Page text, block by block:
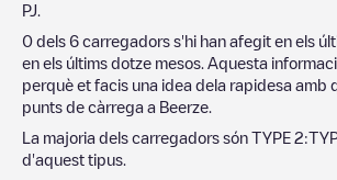
PJ
0 dels 6 carregadors s'hi han afegit en els
en els últims dotze mesos. Aquesta
perquè et facis una idea dela rapidesa amb
punts de càrrega a Beerze
La majoria dels carregadors són TYPE 2:
d'aquest tipus.